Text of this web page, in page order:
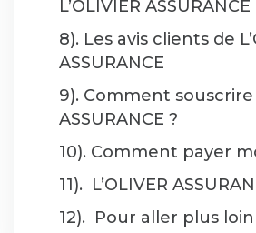
L’OLIVIER ASSURANCE
8). Les avis clients de
ASSURANCE
9). Comment souscrire
ASSURANCE ?
10). Comment payer
11). L’OLIVER
12). Pour aller plus loin